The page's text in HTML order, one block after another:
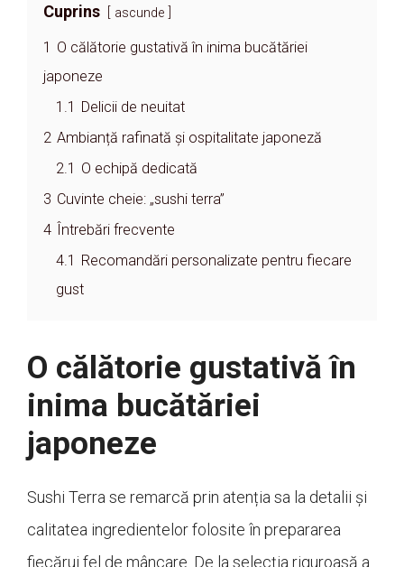
Cuprins ascunde
1 O călătorie gustativă în inima bucătăriei
japoneze
1.1 Delicii de neuitat
2 Ambianță rafinată și ospitalitate japoneză
2.1 O echipă dedicată
3 Cuvinte cheie: „sushi terra”
4 Întrebări frecvente
4.1 Recomandări personalizate pentru fiecare
gust
O călătorie gustativă în
inima bucătăriei
japoneze
Sushi Terra se remarcă prin atenția sa la detalii și
calitatea ingredientelor folosite în prepararea
fiecărui fel de mâncare. De la selecția riguroasă a